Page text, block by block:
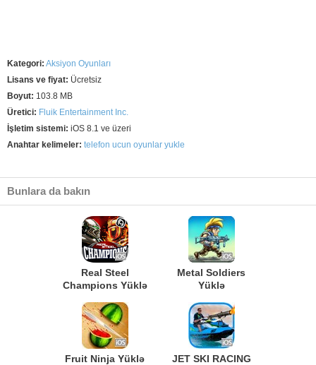
Kategori: Aksiyon Oyunları
Lisans ve fiyat: Ücretsiz
Boyut: 103.8 MB
Üretici: Fluik Entertainment Inc.
İşletim sistemi: iOS 8.1 ve üzeri
Anahtar kelimeler: telefon ucun oyunlar yukle
Bunlara da bakın
Real Steel
Champions Yüklə
Metal Soldiers
Yüklə
Fruit Ninja Yüklə
JET SKI RACING